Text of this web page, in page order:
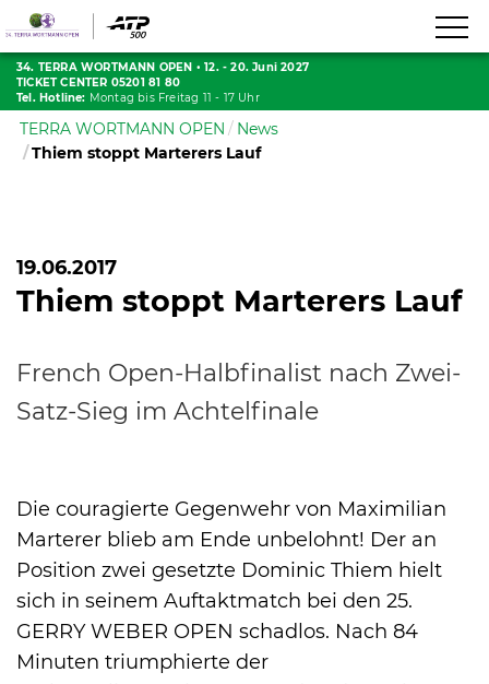
International
34. TERRA WORTMANN OPEN • 12. - 20. Juni 2027
TICKET CENTER 05201 81 80
Tel. Hotline: Montag bis Freitag 11 - 17 Uhr
TERRA WORTMANN OPEN
News
Thiem stoppt Marterers Lauf
19.06.2017
Thiem stoppt Marterers Lauf
French Open-Halbfinalist nach Zwei-
Satz-Sieg im Achtelfinale
Die couragierte Gegenwehr von Maximilian
Marterer blieb am Ende unbelohnt! Der an
Position zwei gesetzte Dominic Thiem hielt
sich in seinem Auftaktmatch bei den 25.
GERRY WEBER OPEN schadlos. Nach 84
Minuten triumphierte der